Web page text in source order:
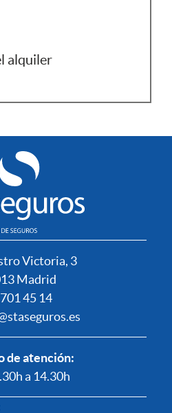
alquiler
Victoria, 3
Madrid
45 14
de atención:
a 14.30h